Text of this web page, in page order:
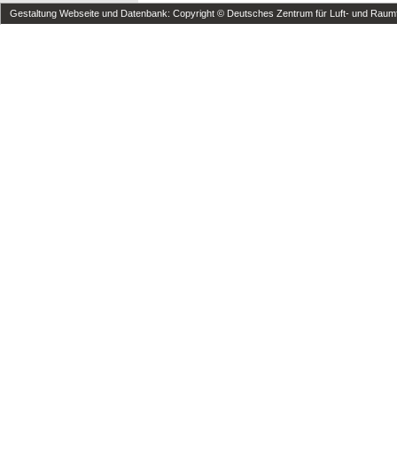
Gestaltung Webseite und Datenbank: Copyright © Deutsches Zentrum für Luft- und